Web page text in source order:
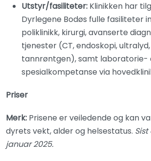
Utstyr/fasiliteter: Klinikken har
Dyrlegene Bodøs fulle fasiliteter
poliklinikk, kirurgi, avanserte
tjenester (CT, endoskopi,
tannrøntgen), samt laboratorie-
spesialkompetanse via
Priser
Merk: Prisene er veiledende og kan
dyrets vekt, alder og helsestatus.
januar 2025.